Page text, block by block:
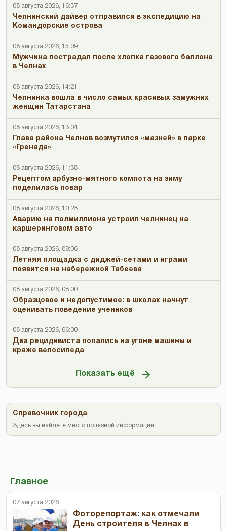
08 августа 2026, 16:37
Челнинский дайвер отправился в экспедицию на
Командорские острова
08 августа 2026, 15:09
Мужчина пострадал после хлопка газового баллона
в Челнах
08 августа 2026, 14:21
Челнинка вошла в число самых красивых замужних
женщин Татарстана
08 августа 2026, 13:04
Глава района Челнов возмутился «мазней» в парке
«Гренада»
08 августа 2026, 11:38
Рецептом арбузно-мятного компота на зиму
поделилась повар
08 августа 2026, 10:23
Аварию на полмиллиона устроил челнинец на
каршеринговом авто
08 августа 2026, 09:06
Летняя площадка с диджей-сетами и играми
появится на набережной Табеева
08 августа 2026, 08:00
Образцовое и недопустимое: в школах начнут
оценивать поведение учеников
08 августа 2026, 06:00
Два рецидивиста попались на угоне машины и
краже велосипеда
Показать ещё
Справочник города
Здесь вы найдете много полезной информации
Главное
07 августа 2026
Фоторепортаж: как отмечали
День строителя в Челнах в